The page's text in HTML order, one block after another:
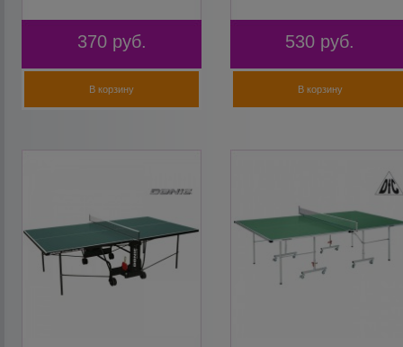
370 руб.
В корзину
530 руб.
В корзину